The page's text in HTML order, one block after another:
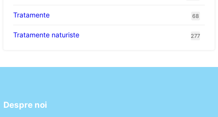
Tratamente 68
Tratamente naturiste 277
Despre noi